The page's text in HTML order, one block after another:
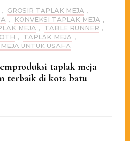
, GROSIR TAPLAK MEJA ,
, KONVEKSI TAPLAK MEJA ,
MEJA , TABLE RUNNER ,
, TAPLAK MEJA ,
UNTUK USAHA
taplak meja
terbaik di kota batu